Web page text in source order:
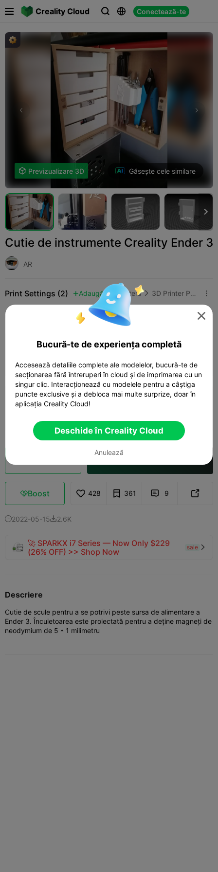
Creality Cloud   Conectează-te
 
 Previzualizare 3D Găsește cele similare

Cutie de instrumente Creality Ender 3
AR
Print Settings (2)  Adaugă 3D Printers  3D Printer Parts 
K2 Plus K2 Pro
0.24mm layer, 2 walls, 15% infill
06h 29m 2 plates  257.22g
0.24mm layer, 2 walls, 15% infill
Boost 428 361  9 
2022-05-152.6K
🚀 SPARKX i7 Series — Now Only $229
(26% OFF) >> Shop Now
sale 
Descriere
Cutie de scule pentru a se potrivi peste sursa de alimentare a
Ender 3. Încuietoarea este proiectată pentru a deține magneți de
neodymium de 5 * 1 milimetru

Bucură-te de experiența completă
Accesează detaliile complete ale modelelor, bucură-te de
secționarea fără întreruperi în cloud și de imprimarea cu un
singur clic. Interacționează cu modelele pentru a câștiga
puncte exclusive și a debloca mai multe surprize, doar în
aplicația Creality Cloud!
Deschide în Creality Cloud
Anulează